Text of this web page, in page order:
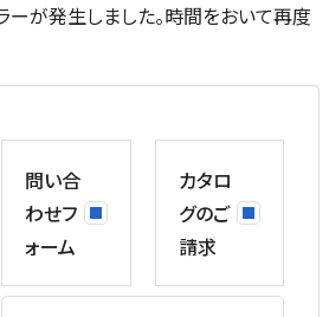
ーが発生しました。時間をおいて再度
問い合
わせフ
ォーム
カタロ
グのご
請求